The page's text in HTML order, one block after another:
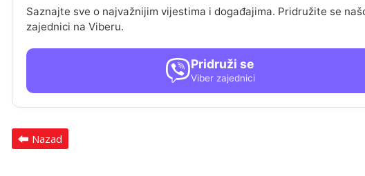
Saznajte sve o najvažnijim vijestima i događajima. Pridružite se
zajednici na Viberu.
Pridruži se
Viber zajednici
Nazad